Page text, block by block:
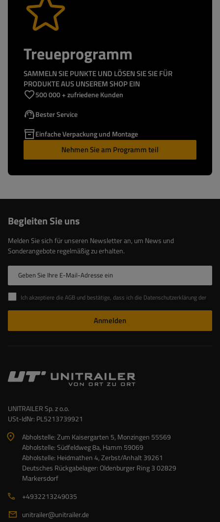
Treueprogramm
SAMMELN SIE PUNKTE UND LÖSEN SIE SIE FÜR
PRODUKTE AUS UNSEREM SHOP EIN
500 000 + zufriedene Kunden
Bester Service
Einfache Verpackung und Montage
Nehmen Sie am Programm teil
Begleiten Sie uns
Melden Sie sich für unseren Newsletter an, um News und
Sonderangebote regelmäßig zu erhalten.
Geben Sie Ihre E-Mail-Adresse ein
Ich akzeptiere die AGB und bestätige, dass ich die Datenschutzerklärung der Website zur Kenntnis genommen habe
Anmelden
UNITRAILER Sp. z o.o.
USt-IdNr: PL5213739921
Abholstelle: Zum Kaisergarten 5, Monzingen 55569
Abholstelle: Südfeldweg 8a, Hamm 59069
Abholstelle: Heidmathen 4, Zerbst/Anhalt 39261
Deutsches Rückgabelager: Oldenburger Ring 3 02829
Markersdorf
+4932213249035
unitrailer@unitrailer.de